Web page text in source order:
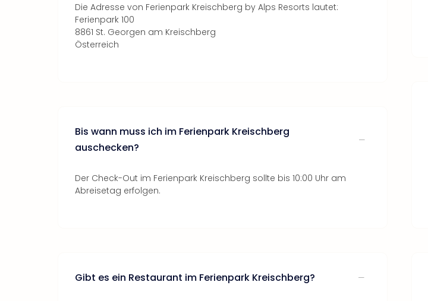
Die Adresse von Ferienpark Kreischberg by Alps Resorts lautet:
Ferienpark 100
8861 St. Georgen am Kreischberg
Österreich
Bis wann muss ich im Ferienpark Kreischberg
auschecken?
Der Check-Out im Ferienpark Kreischberg sollte bis 10:00 Uhr am
Abreisetag erfolgen.
Gibt es ein Restaurant im Ferienpark Kreischberg?